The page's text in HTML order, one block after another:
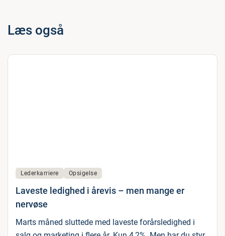
Læs også
Lederkarriere Opsigelse
Laveste ledighed i årevis – men mange er
nervøse
Marts måned sluttede med laveste forårsledighed i